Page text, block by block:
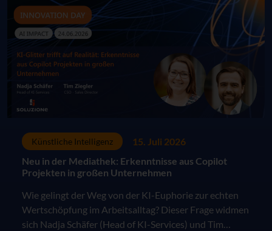
Künstliche Intelligenz
15. Juli 2026
Neu in der Mediathek: Erkenntnisse aus Copilot
Projekten in großen Unternehmen
Wie gelingt der Weg von der KI-Euphorie zur echten
Wertschöpfung im Arbeitsalltag? Dieser Frage widmen
sich Nadja Schäfer (Head of KI-Services) und Tim